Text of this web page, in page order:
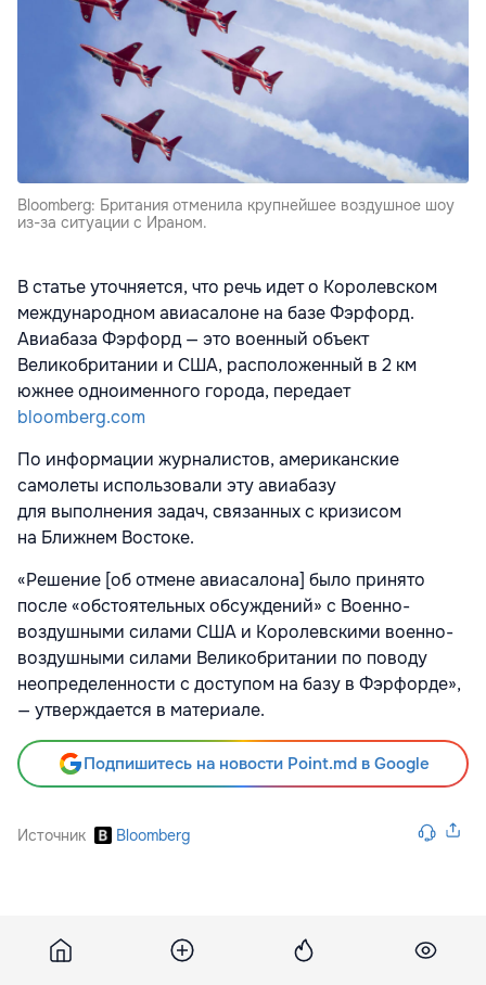
Bloomberg: Британия отменила крупнейшее воздушное шоу
из-за ситуации с Ираном.
В статье уточняется, что речь идет о Королевском
международном авиасалоне на базе Фэрфорд.
Авиабаза Фэрфорд — это военный объект
Великобритании и США, расположенный в 2 км
южнее одноименного города, передает
bloomberg.com
По информации журналистов, американские
самолеты использовали эту авиабазу
для выполнения задач, связанных с кризисом
на Ближнем Востоке.
«Решение [об отмене авиасалона] было принято
после «обстоятельных обсуждений» с Военно-
воздушными силами США и Королевскими военно-
воздушными силами Великобритании по поводу
неопределенности с доступом на базу в Фэрфорде»,
— утверждается в материале.
Подпишитесь на новости Point.md в Google
Источник Bloomberg